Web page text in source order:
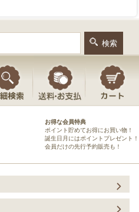
お得な会員特典
ポイント貯めてお得にお買い物！
誕生日月にはポイントプレゼント！
会員だけの先行予約販売も！